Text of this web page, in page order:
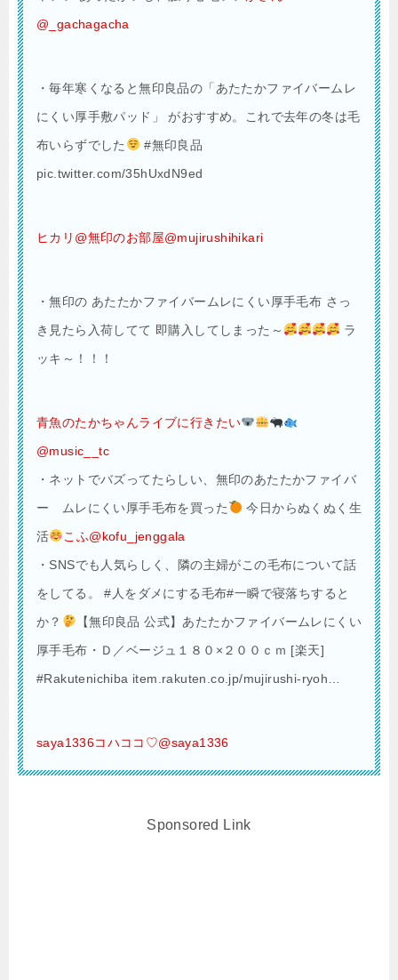
@_gachagacha
・毎年寒くなると無印良品の「あたたかファイバームレ
にくい厚手敷パッド」 がおすすめ。これで去年の冬は毛
布いらずでした
#無印良品
pic.twitter.com/35hUxdN9ed
ヒカリ@無印のお部屋@mujirushihikari
・無印の あたたかファイバームレにくい厚手毛布 さっ
き見たら入荷してて 即購入してしまった～
ラ
ッキ～！！！
青魚のたかちゃんライブに行きたい
@music__tc
・ ネットでバズってたらしい、無印のあたたかファイバ
ー ムレにくい厚手毛布を買った
今日からぬくぬく生
活
こふ@kofu_jenggala
・SNSでも人気らしく、隣の主婦がこの毛布について話
をしてる。 #人をダメにする毛布#一瞬で寝落ちすると
か？
【無印良品 公式】あたたかファイバームレにくい
厚手毛布・Ｄ／ベージュ１８０×２００ｃｍ [楽天]
#Rakutenichiba item.rakuten.co.jp/mujirushi-ryoh…
saya1336コハココ♡@saya1336
Sponsored Link